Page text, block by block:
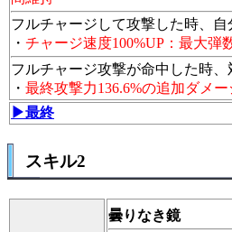
フルチャージして攻撃した時、自
・ チャージ速度100%UP：最大弾
フルチャージ攻撃が命中した時、
・ 最終攻撃力136.6%の追加ダメー
▶最終
スキル2
曇りなき鏡